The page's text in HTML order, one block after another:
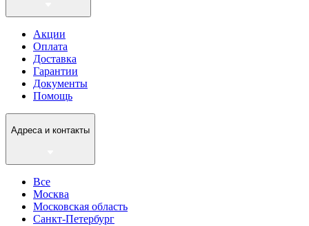
Акции
Оплата
Доставка
Гарантии
Документы
Помощь
Адреса и контакты
Все
Москва
Московская область
Санкт-Петербург